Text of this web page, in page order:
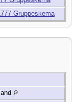
Gruppeskema